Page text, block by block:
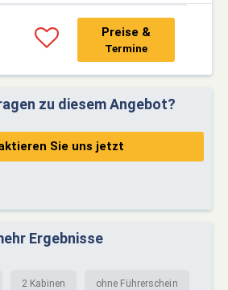
Preise &
Termine
zu diesem Angebot?
Sie uns jetzt
Ergebnisse
2 Kabinen ohne Führerschein